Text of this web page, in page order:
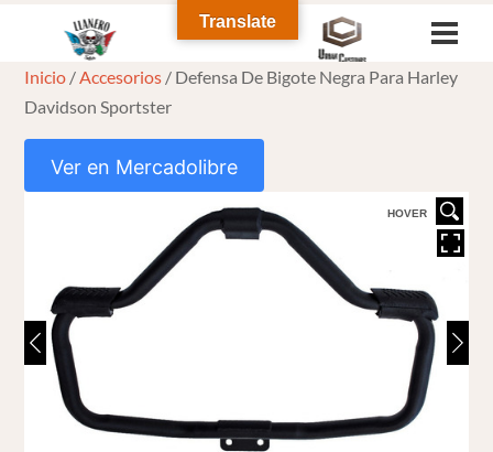
content
Inicio /Accesorios / Defensa De Bigote Negra Para Harley
Davidson Sportster
Ver en Mercadolibre
HOVER
Translate